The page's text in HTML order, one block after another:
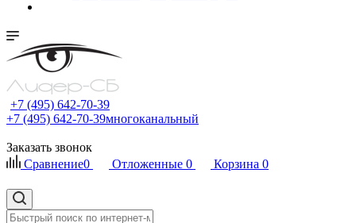
+7 (495) 642-70-39
+7 (495) 642-70-39многоканальный
Заказать звонок
Сравнение0 Отложенные 0 Корзина 0